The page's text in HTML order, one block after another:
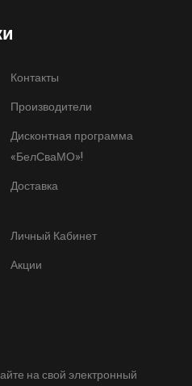
Контакты
Производители
Дисконтная программа
«БелСваМО»!
Доставка
Личный Кабинет
Акции
на свой электронный